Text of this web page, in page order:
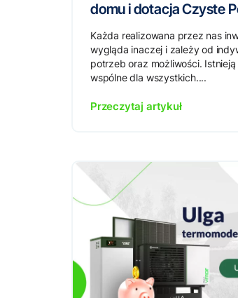
domu i dotacja Czyste
Każda realizowana przez nas
wygląda inaczej i zależy od
potrzeb oraz możliwości.
wspólne dla wszystkich....
Przeczytaj artykuł